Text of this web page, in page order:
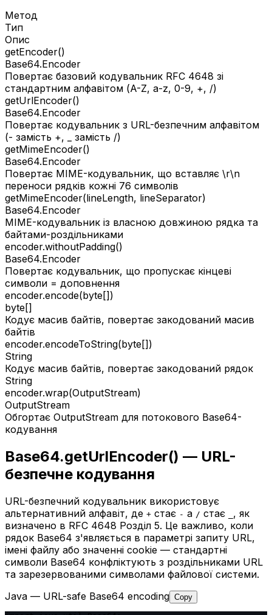
Метод
Тип
Опис
getEncoder()
Base64.Encoder
Повертає базовий кодувальник RFC 4648 зі
стандартним алфавітом (A-Z, a-z, 0-9, +, /)
getUrlEncoder()
Base64.Encoder
Повертає кодувальник з URL-безпечним алфавітом
(- замість +, _ замість /)
getMimeEncoder()
Base64.Encoder
Повертає MIME-кодувальник, що вставляє \r\n
переноси рядків кожні 76 символів
getMimeEncoder(lineLength, lineSeparator)
Base64.Encoder
MIME-кодувальник із власною довжиною рядка та
байтами-роздільниками
encoder.withoutPadding()
Base64.Encoder
Повертає кодувальник, що пропускає кінцеві
символи = доповнення
encoder.encode(byte[])
byte[]
Кодує масив байтів, повертає закодований масив
байтів
encoder.encodeToString(byte[])
String
Кодує масив байтів, повертає закодований рядок
String
encoder.wrap(OutputStream)
OutputStream
Обгортає OutputStream для потокового Base64-
кодування
Base64.getUrlEncoder() — URL-
безпечне кодування
URL-безпечний кодувальник використовує
альтернативний алфавіт, де + стає - а / стає
, як
визначено в RFC 4648 Розділ 5. Це важливо, коли
рядок Base64 з'являється в параметрі запиту URL,
імені файлу або значенні cookie — стандартні
символи Base64 конфліктують з роздільниками URL
та зарезервованими символами файлової системи.
Java — URL-safe Base64 encoding Copy